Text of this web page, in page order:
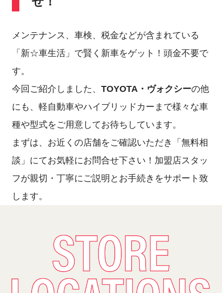
メンテナンス、車検、税金などが含まれている
「新☆車生活」で賢く新車をゲット！頭金不要で
す。
今回ご紹介しました、 TOYOTA・ヴォクシーの他
にも、軽自動車やハイブリッドカーまで様々な車
種や型式をご用意してお待ちしています。
まずは、お近くの店舗をご確認いただき「無料相
談」にてお気軽にお問合せ下さい！加盟店スタッ
フが親切・丁寧にご説明とお手続きをサポート致
します。